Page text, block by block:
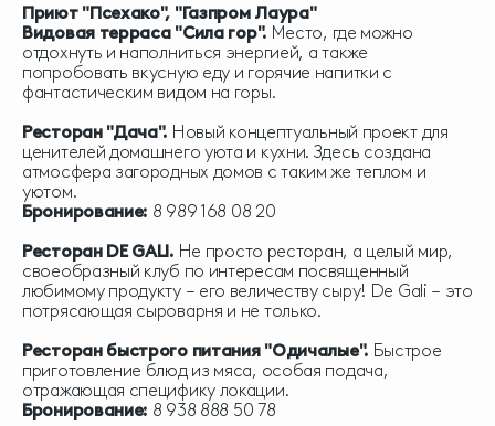
Приют "Псехако", "Газпром Лаура"
Видовая терраса "Сила гор".Место, где можно
отдохнуть и наполниться энергией, а также
попробовать вкусную еду и горячие напитки с
фантастическим видом на горы.
Ресторан "Дача". Новый концептуальный проект для
ценителей домашнего уюта и кухни. Здесь создана
атмосфера загородных домов с таким же теплом и
уютом.
Бронирование: 8 989 168 08 20
Ресторан DE GALI. Не просто ресторан, а целый мир,
своеобразный клуб по интересам посвященный
любимому продукту – его величеству сыру! De Gali – это
потрясающая сыроварня и не только.
Ресторан быстрого питания "Одичалые".Быстрое
приготовление блюд из мяса, особая подача,
отражающая специфику локации.
Бронирование: 8 938 888 50 78